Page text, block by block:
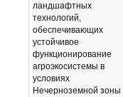
ландшафтных
технологий,
обеспечивающих
устойчивое
функционирование
агроэкосистемы в
условиях
Нечерноземной зоны